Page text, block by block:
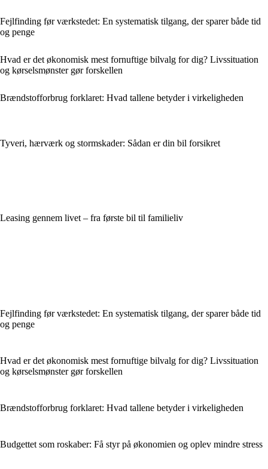
Fejlfinding før værkstedet: En systematisk tilgang, der sparer både tid
og penge
Hvad er det økonomisk mest fornuftige bilvalg for dig? Livssituation
og kørselsmønster gør forskellen
Brændstofforbrug forklaret: Hvad tallene betyder i virkeligheden
Tyveri, hærværk og stormskader: Sådan er din bil forsikret
Leasing gennem livet – fra første bil til familieliv
Fejlfinding før værkstedet: En systematisk tilgang, der sparer både tid
og penge
Hvad er det økonomisk mest fornuftige bilvalg for dig? Livssituation
og kørselsmønster gør forskellen
Brændstofforbrug forklaret: Hvad tallene betyder i virkeligheden
Budgettet som roskaber: Få styr på økonomien og oplev mindre stress